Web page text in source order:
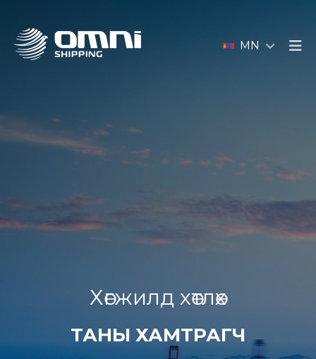
MN
Хөгжилд хөтлөх
ТАНЫ ХАМТРАГЧ